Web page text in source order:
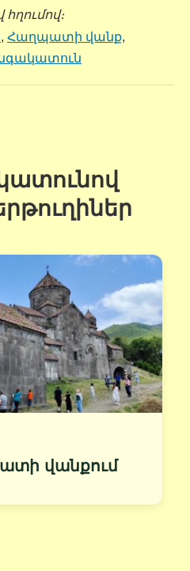
, Հաղպատի վանք,
վանքում